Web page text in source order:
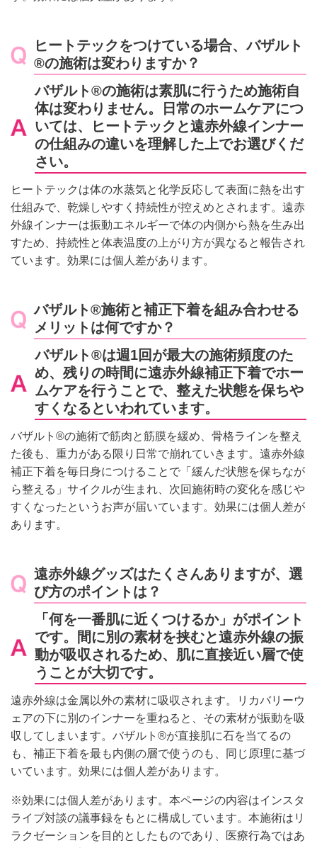
ヒートテックをつけている場合、バザルト
®の施術は変わりますか？
バザルト®の施術は素肌に行うため施術自
体は変わりません。日常のホームケアにつ
いては、ヒートテックと遠赤外線インナー
の仕組みの違いを理解した上でお選びくだ
さい。
ヒートテックは体の水蒸気と化学反応して表面に熱を出す
仕組みで、乾燥しやすく持続性が控えめとされます。遠赤
外線インナーは振動エネルギーで体の内側から熱を生み出
すため、持続性と体表温度の上がり方が異なると報告され
ています。効果には個人差があります。
バザルト®施術と補正下着を組み合わせる
メリットは何ですか？
バザルト®は週1回が最大の施術頻度のた
め、残りの時間に遠赤外線補正下着でホー
ムケアを行うことで、整えた状態を保ちや
すくなるといわれています。
バザルト®の施術で筋肉と筋膜を緩め、骨格ラインを整え
た後も、重力がある限り日常で崩れていきます。遠赤外線
補正下着を毎日身につけることで「緩んだ状態を保ちなが
ら整える」サイクルが生まれ、次回施術時の変化を感じや
すくなったというお声が届いています。効果には個人差が
あります。
遠赤外線グッズはたくさんありますが、選
び方のポイントは？
「何を一番肌に近くつけるか」がポイント
です。間に別の素材を挟むと遠赤外線の振
動が吸収されるため、肌に直接近い層で使
うことが大切です。
遠赤外線は金属以外の素材に吸収されます。リカバリーウ
ェアの下に別のインナーを重ねると、その素材が振動を吸
収してしまいます。バザルト®が直接肌に石を当てるの
も、補正下着を最も内側の層で使うのも、同じ原理に基づ
いています。効果には個人差があります。
※効果には個人差があります。本ページの内容はインスタ
ライブ対談の議事録をもとに構成しています。本施術はリ
ラクゼーションを目的としたものであり、医療行為ではあ